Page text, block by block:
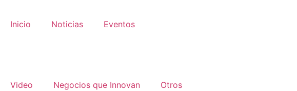
Inicio Noticias Eventos
Video Negocios que Innovan Otros